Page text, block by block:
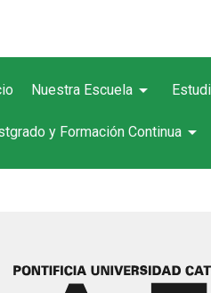
Nuestra Escuela arrow_drop_down
y Formación Continua arrow_drop_down